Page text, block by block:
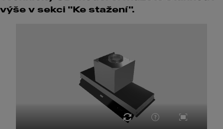
výše v sekci "Ke stažení".